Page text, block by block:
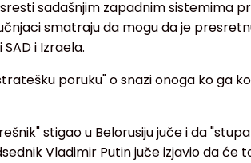
sadašnjim zapadnim sistemima
smatraju da mogu da je
i Izraela.
poruku" o snazi onoga ko ga
stigao u Belorusiju juče i da
Vladimir Putin juče izjavio da će